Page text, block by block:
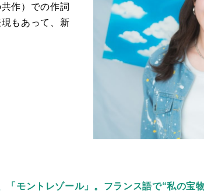
作）での作詞
もあって、新
「モントレゾール」。フランス語で“私の宝